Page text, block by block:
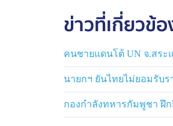
ข่าวที่เกี่ยวข้
คนชายแดนโต้ UN จ.สระ
นายกฯ ยันไทยไม่ยอมรับร
กองกำลังทหารกัมพูชา ฝึ